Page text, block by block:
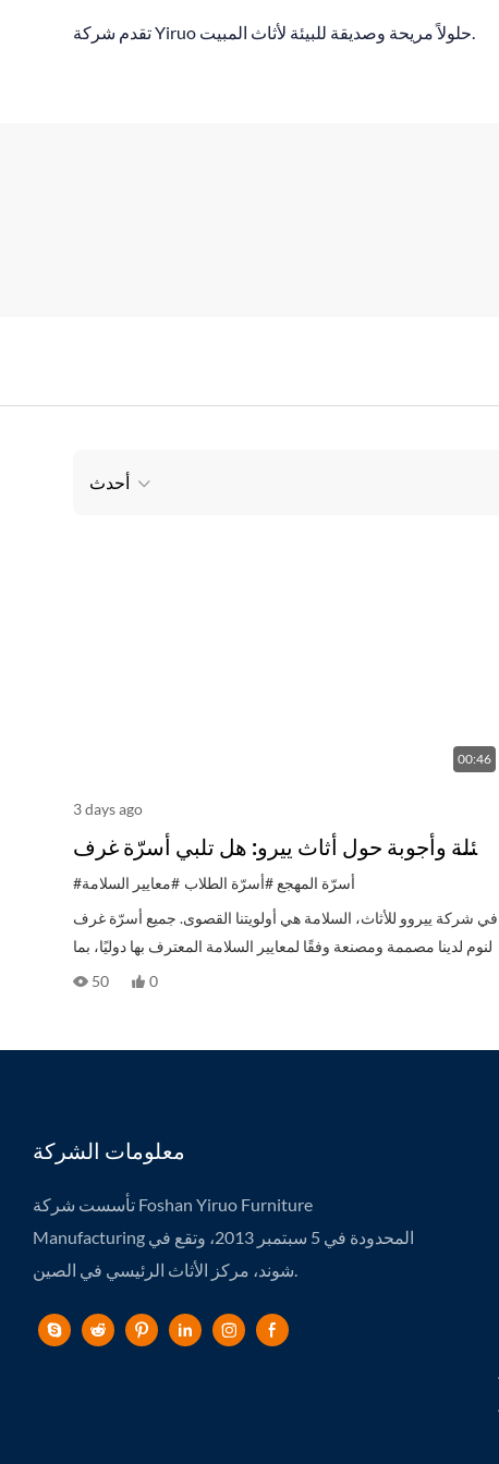
تقدم شركة Yiruo حلولاً مريحة وصديقة للبيئة لأثاث المبيت.
أحدث
00:46
3 days ago
أسئلة وأجوبة حول أثاث ييرو: هل تلبي أسرّة غرف
النوم الخاصة بكم معايير السلامة الدولية؟
#أسرّة المهجع #أسرّة الطلاب #معايير السلامة
في شركة ييروو للأثاث، السلامة هي أولويتنا القصوى. جميع أسرّة غرف
النوم لدينا مصممة ومصنعة وفقًا لمعايير السلامة المعترف بها دوليًا، بما
في ذلك اختبارات صارمة للثبات وتحمل الأحمال والسلامة الهيكلية.
50 0
معلومات الشركة
تأسست شركة Foshan Yiruo Furniture
Manufacturing المحدودة في 5 سبتمبر 2013، وتقع في
شوند، مركز الأثاث الرئيسي في الصين.